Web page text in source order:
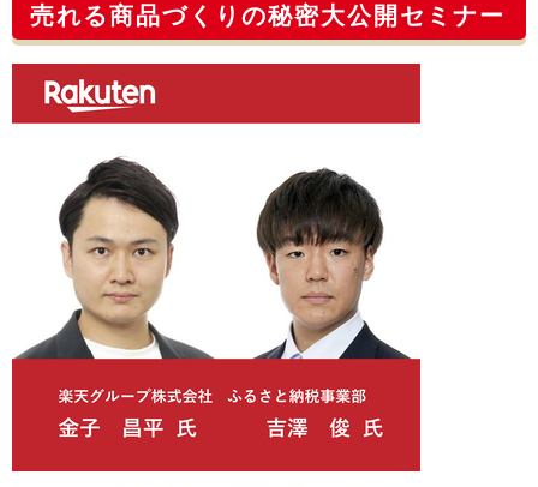
売れる商品づくりの秘密大公開セミナー